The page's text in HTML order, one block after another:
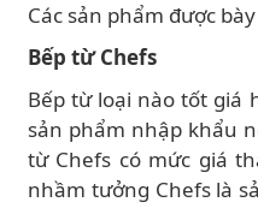
Các sản phẩm được
Bếp từ Chefs
Bếp từ loại nào tốt giá
sản phẩm nhập khẩu
từ Chefs có mức giá
nhầm tưởng Chefs là